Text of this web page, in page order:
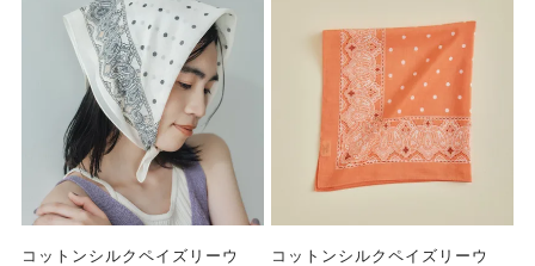
コットンシルクペイズリーウ
コットンシルクペイズリーウ